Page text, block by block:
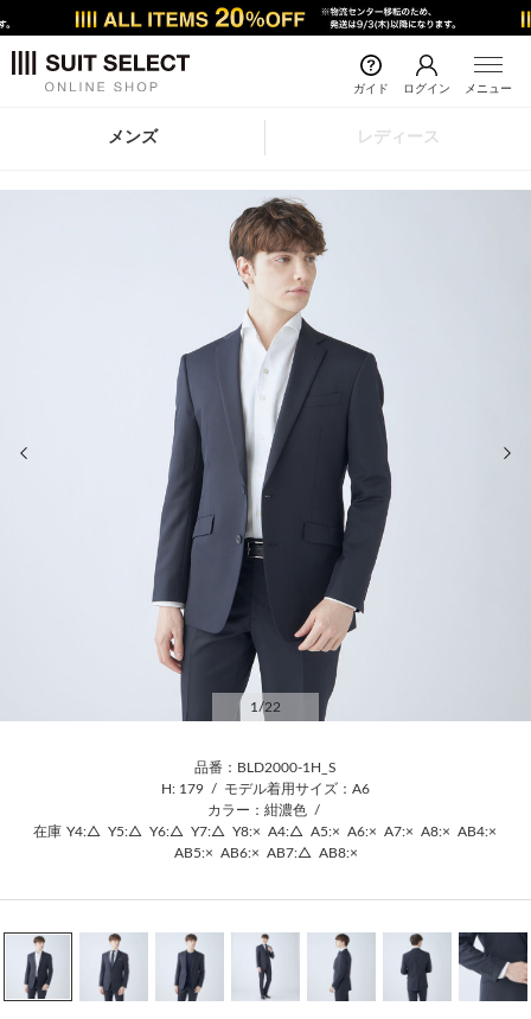
ガイド ログイン メニュー
メンズ レディース
1 /22
品番：BLD2000-1H_S
H: 179 / モデル着用サイズ：A6
カラー：紺濃色 /
在庫 Y4:△ Y5:△ Y6:△ Y7:△ Y8:× A4:△ A5:× A6:× A7:× A8:× AB4:×
AB5:× AB6:× AB7:△ AB8:×